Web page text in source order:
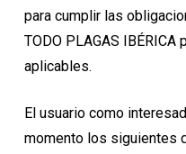
para cumplir las
TODO PLAGAS
aplicables.
El usuario como
momento los siguientes